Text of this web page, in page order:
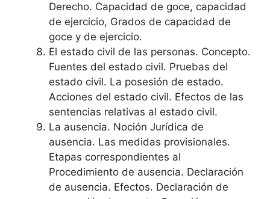
Derecho. Capacidad de goce, capacidad
de ejercicio, Grados de capacidad de
goce y de ejercicio.
El estado civil de las personas. Concepto.
Fuentes del estado civil. Pruebas del
estado civil. La posesión de estado.
Acciones del estado civil. Efectos de las
sentencias relativas al estado civil.
La ausencia. Noción Jurídica de
ausencia. Las medidas provisionales.
Etapas correspondientes al
Procedimiento de ausencia. Declaración
de ausencia. Efectos. Declaración de